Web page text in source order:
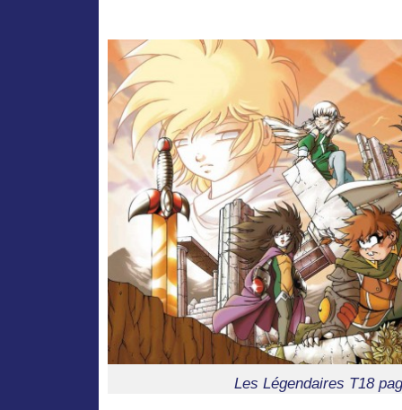
Les Légendaires T18